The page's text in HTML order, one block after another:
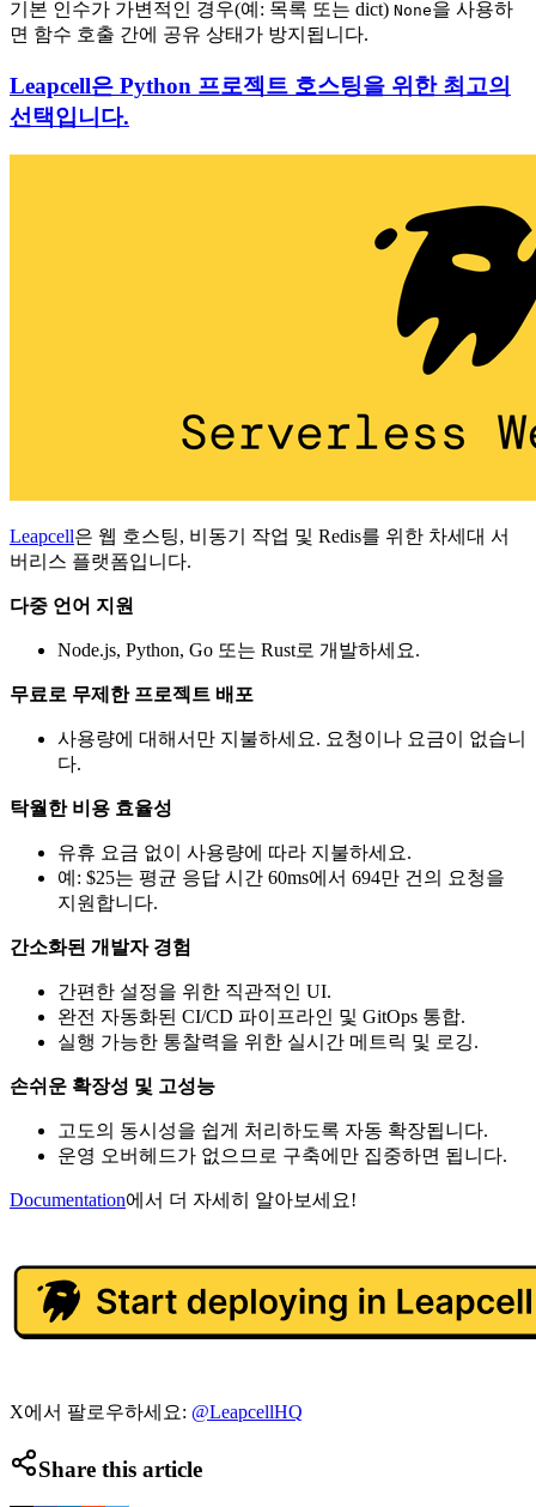
기본 인수가 가변적인 경우(예: 목록 또는 dict) None을 사용하
면 함수 호출 간에 공유 상태가 방지됩니다.
Leapcell은 Python 프로젝트 호스팅을 위한 최고의
선택입니다.
Leapcell은 웹 호스팅, 비동기 작업 및 Redis를 위한 차세대 서
버리스 플랫폼입니다.
다중 언어 지원
Node.js, Python, Go 또는 Rust로 개발하세요.
무료로 무제한 프로젝트 배포
사용량에 대해서만 지불하세요. 요청이나 요금이 없습니
다.
탁월한 비용 효율성
유휴 요금 없이 사용량에 따라 지불하세요.
예: $25는 평균 응답 시간 60ms에서 694만 건의 요청을
지원합니다.
간소화된 개발자 경험
간편한 설정을 위한 직관적인 UI.
완전 자동화된 CI/CD 파이프라인 및 GitOps 통합.
실행 가능한 통찰력을 위한 실시간 메트릭 및 로깅.
손쉬운 확장성 및 고성능
고도의 동시성을 쉽게 처리하도록 자동 확장됩니다.
운영 오버헤드가 없으므로 구축에만 집중하면 됩니다.
Documentation에서 더 자세히 알아보세요!
X에서 팔로우하세요: @LeapcellHQ
Share this article